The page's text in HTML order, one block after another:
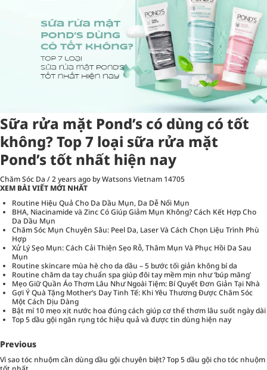
Sữa rửa mặt Pond’s có dùng có tốt
không? Top 7 loại sữa rửa mặt
Pond’s tốt nhất hiện nay
Chăm Sóc Da /2 years ago by Watsons Vietnam 14705
XEM BÀI VIẾT MỚI NHẤT
Routine Hiệu Quả Cho Da Dầu Mụn, Da Dễ Nổi Mụn
BHA, Niacinamide và Zinc Có Giúp Giảm Mụn Không? Cách Kết Hợp Cho
Da Dầu Mụn
Chăm Sóc Mụn Chuyên Sâu: Peel Da, Laser Và Cách Chọn Liệu Trình Phù
Hợp
Xử Lý Sẹo Mụn: Cách Cải Thiện Sẹo Rỗ, Thâm Mụn Và Phục Hồi Da Sau
Mụn
Routine skincare mùa hè cho da dầu – 5 bước tối giản không bí da
Routine chăm da tay chuẩn spa giúp đôi tay mềm mịn như ‘búp măng’
Mẹo Giữ Quần Áo Thơm Lâu Như Ngoài Tiệm: Bí Quyết Đơn Giản Tại Nhà
Gợi Ý Quà Tặng Mother’s Day Tinh Tế: Khi Yêu Thương Được Chăm Sóc
Một Cách Dịu Dàng
Bật mí 10 mẹo xịt nước hoa đúng cách giúp cơ thể thơm lâu suốt ngày dài
Top 5 dầu gội ngăn rụng tóc hiệu quả và được tin dùng hiện nay
Previous
Vì sao tóc nhuộm cần dùng dầu gội chuyên biệt? Top 5 dầu gội cho tóc nhuộm